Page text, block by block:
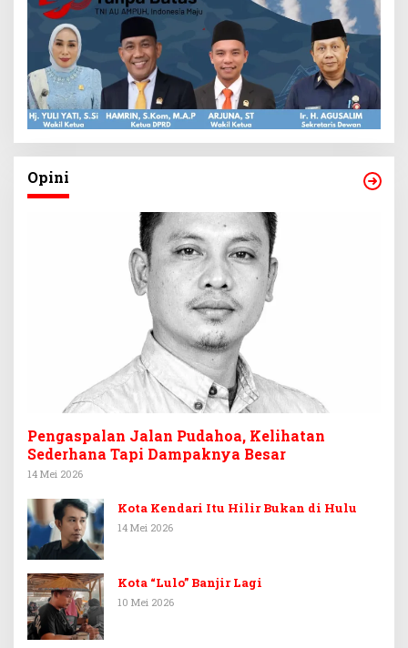
Opini
Pengaspalan Jalan Pudahoa, Kelihatan
Sederhana Tapi Dampaknya Besar
14 Mei 2026
Kota Kendari Itu Hilir Bukan di Hulu
14 Mei 2026
Kota “Lulo” Banjir Lagi
10 Mei 2026